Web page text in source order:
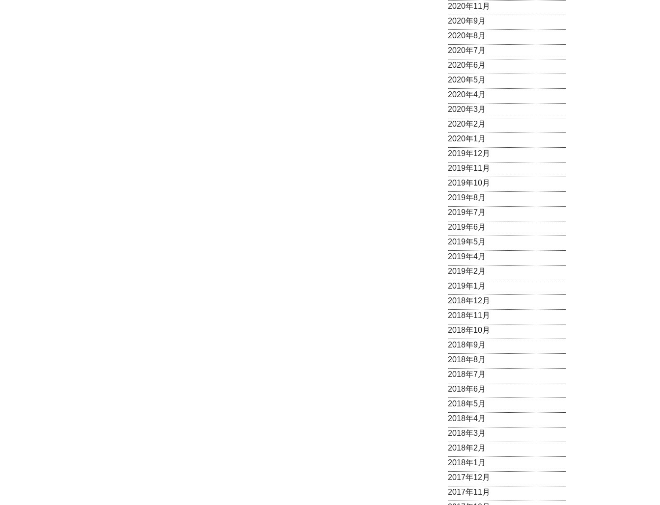
2020年11月
2020年9月
2020年8月
2020年7月
2020年6月
2020年5月
2020年4月
2020年3月
2020年2月
2020年1月
2019年12月
2019年11月
2019年10月
2019年8月
2019年7月
2019年6月
2019年5月
2019年4月
2019年2月
2019年1月
2018年12月
2018年11月
2018年10月
2018年9月
2018年8月
2018年7月
2018年6月
2018年5月
2018年4月
2018年3月
2018年2月
2018年1月
2017年12月
2017年11月